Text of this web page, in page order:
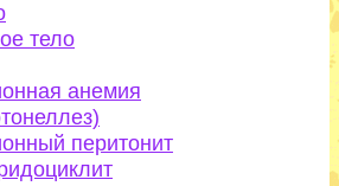
тело
анемия
перитонит